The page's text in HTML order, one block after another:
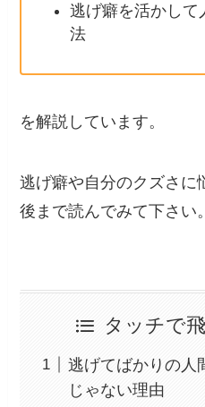
逃げ癖を活かして
法
を解説しています。
逃げ癖や自分のクズさに
後まで読んでみて下さい。
タッチで
逃げてばかりの人
じゃない理由